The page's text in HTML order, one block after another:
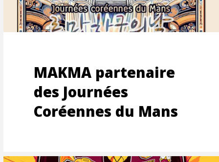
MAKMA partenaire
des Journées
Coréennes du Mans